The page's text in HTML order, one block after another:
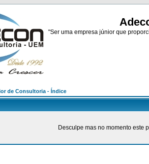
"Ser uma empresa júnior que
de Consultoria - Índice
Desculpe mas no momento este